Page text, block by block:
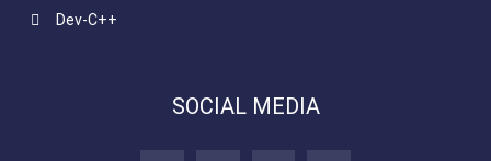
Dev-C++
SOCIAL MEDIA